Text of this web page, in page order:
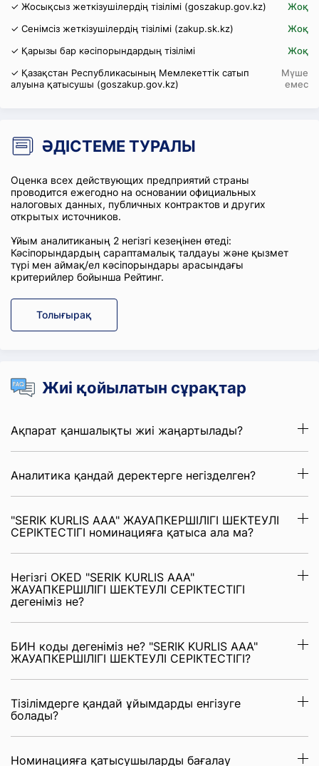
✓ Жосықсыз жеткізушілердің тізілімі (goszakup.gov.kz)
Жоқ
✓ Сенімсіз жеткізушілердің тізілімі (zakup.sk.kz)
Жоқ
✓ Қарызы бар кәсіпорындардың тізілімі
Жоқ
✓ Қазақстан Республикасының Мемлекеттік сатып
алуына қатысушы (goszakup.gov.kz)
Мүше
емес
ӘДІСТЕМЕ ТУРАЛЫ
Оценка всех действующих предприятий страны
проводится ежегодно на основании официальных
налоговых данных, публичных контрактов и других
открытых источников.
Ұйым аналитиканың 2 негізгі кезеңінен өтеді:
Кәсіпорындардың сараптамалық талдауы және қызмет
түрі мен аймақ/ел кәсіпорындары арасындағы
критерийлер бойынша Рейтинг.
Толығырақ
Жиі қойылатын сұрақтар
Ақпарат қаншалықты жиі жаңартылады?
Аналитика қандай деректерге негізделген?
"SERIK KURLIS ААА" ЖАУАПКЕРШІЛІГІ ШЕКТЕУЛІ
СЕРІКТЕСТІГІ номинацияға қатыса ала ма?
Негізгі OKED "SERIK KURLIS ААА"
ЖАУАПКЕРШІЛІГІ ШЕКТЕУЛІ СЕРІКТЕСТІГІ
дегеніміз не?
БИН коды дегеніміз не? "SERIK KURLIS ААА"
ЖАУАПКЕРШІЛІГІ ШЕКТЕУЛІ СЕРІКТЕСТІГІ?
Тізілімдерге қандай ұйымдарды енгізуге
болады?
Номинацияға қатысушыларды бағалау